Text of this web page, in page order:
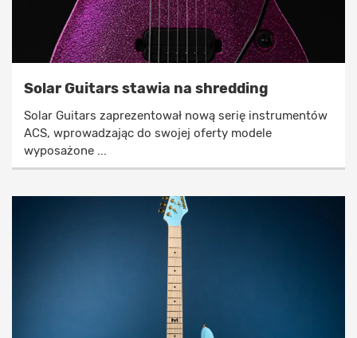
Solar Guitars stawia na shredding
Solar Guitars zaprezentował nową serię instrumentów
ACS, wprowadzając do swojej oferty modele
wyposażone ...